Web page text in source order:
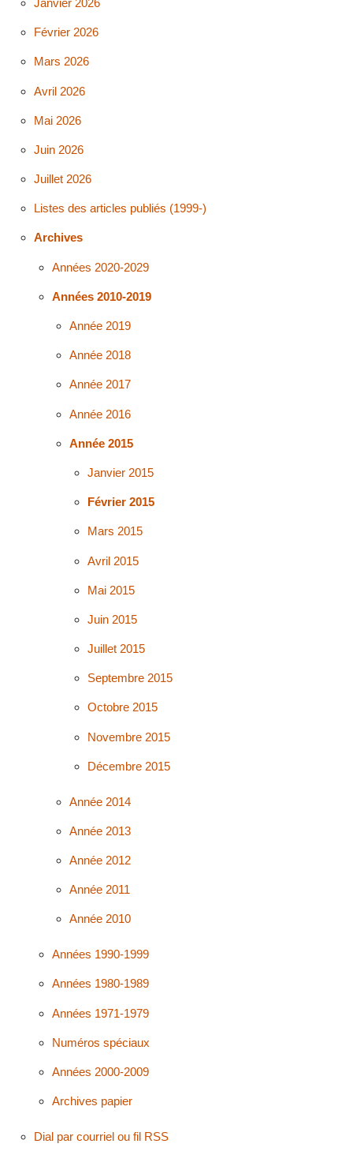
Janvier 2026
Février 2026
Mars 2026
Avril 2026
Mai 2026
Juin 2026
Juillet 2026
Listes des articles publiés (1999-)
Archives
Années 2020-2029
Années 2010-2019
Année 2019
Année 2018
Année 2017
Année 2016
Année 2015
Janvier 2015
Février 2015
Mars 2015
Avril 2015
Mai 2015
Juin 2015
Juillet 2015
Septembre 2015
Octobre 2015
Novembre 2015
Décembre 2015
Année 2014
Année 2013
Année 2012
Année 2011
Année 2010
Années 1990-1999
Années 1980-1989
Années 1971-1979
Numéros spéciaux
Années 2000-2009
Archives papier
Dial par courriel ou fil RSS